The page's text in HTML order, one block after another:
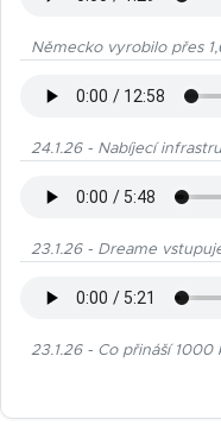
Německo vyrobilo přes
24.1.26 - Nabíjecí
23.1.26 - Dreame
23.1.26 - Co přináší 1000